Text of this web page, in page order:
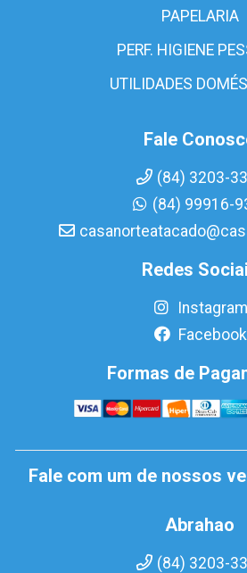
PAPELARIA
PERF. HIGIENE
UTILIDADES
Fale
(84) 3203-
(84) 99916-
Redes
Instagram
Facebook
Formas de
Fale com um de nossos
Abrahao
(84) 3203-